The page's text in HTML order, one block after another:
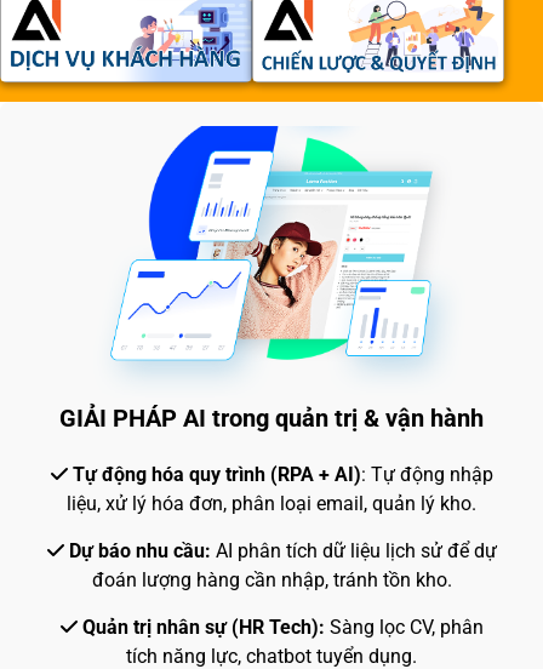
GIẢI PHÁP AI trong quản trị & vận hành
Tự động hóa quy trình (RPA + AI): Tự động nhập
liệu, xử lý hóa đơn, phân loại email, quản lý kho.
Dự báo nhu cầu: AI phân tích dữ liệu lịch sử để dự
đoán lượng hàng cần nhập, tránh tồn kho.
Quản trị nhân sự (HR Tech): Sàng lọc CV, phân
tích năng lực, chatbot tuyển dụng.